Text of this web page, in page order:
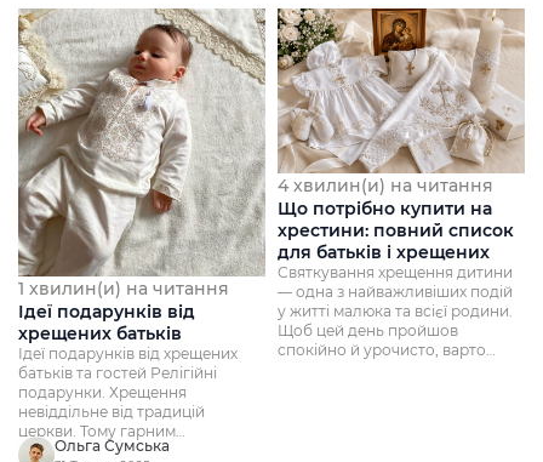
1 хвилин(и) на читання
Ідеї подарунків від
хрещених батьків
Ідеї подарунків від хрещених
батьків та гостей Релігійні
подарунки. Хрещення
невіддільне від традицій
церкви. Тому гарним
подарунком стане хрестик ...
Ольга Сумська
4 хвилин(и) на читання
Що потрібно купити на
хрестини: повний список
для батьків і хрещених
Святкування хрещення дитини
— одна з найважливіших подій
у житті малюка та всієї родини.
Щоб цей день пройшов
спокійно й урочисто, варто